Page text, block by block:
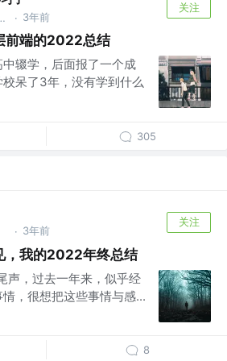
· 3年前
关注
前端的2022总结
辍学，后面报了一个成
呆了3年，没有学到什么
305
· 3年前
关注
，我的2022年终总结
声，过去一年来，似乎经
，很想把这些事情与感...
8